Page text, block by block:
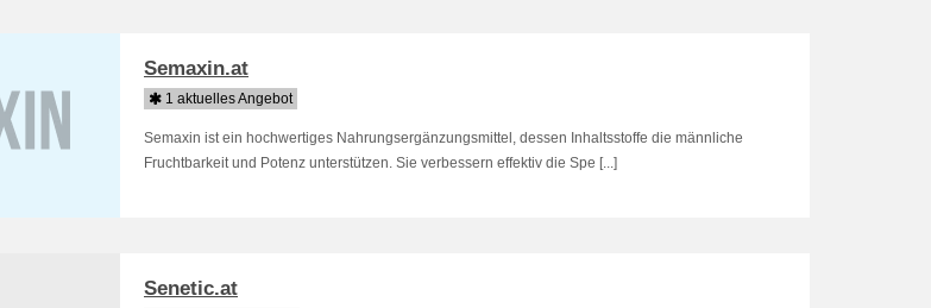
Semaxin.at
1 aktuelles Angebot
Semaxin ist ein hochwertiges Nahrungsergänzungsmittel, dessen Inhaltsstoffe die männliche
Fruchtbarkeit und Potenz unterstützen. Sie verbessern effektiv die Spe [...]
Senetic.at